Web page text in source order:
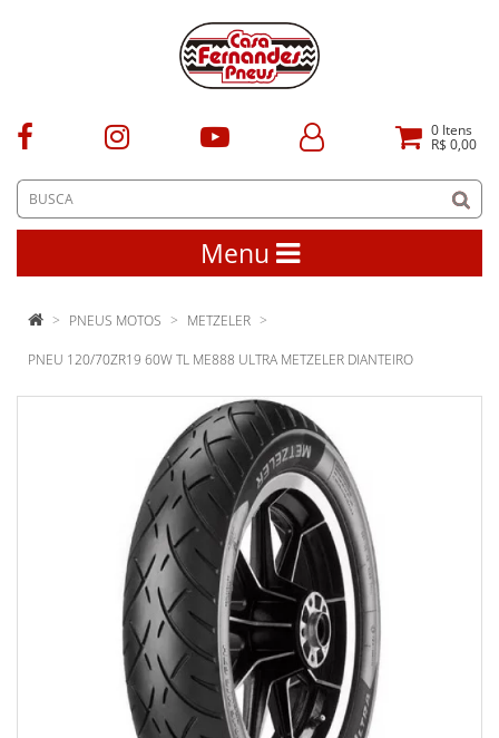
0 Itens
R$ 0,00
Menu
PNEUS MOTOS METZELER
PNEU 120/70ZR19 60W TL ME888 ULTRA METZELER DIANTEIRO